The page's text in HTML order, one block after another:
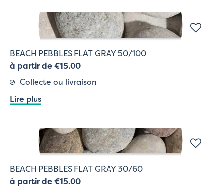
BEACH PEBBLES FLAT GRAY 50/100
à partir de €15.00
Collecte ou livraison
Lire plus
BEACH PEBBLES FLAT GRAY 30/60
à partir de €15.00